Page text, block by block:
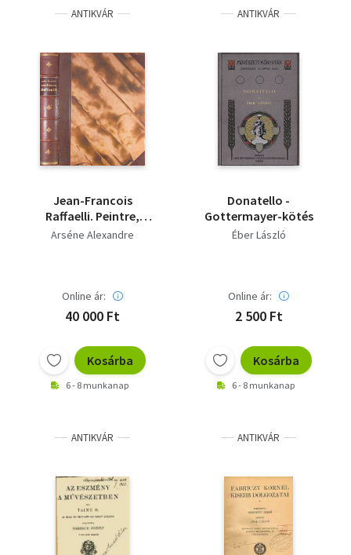
ANTIKVÁR
Jean-Francois
Raffaelli. Peintre,
Graveure et Sculpteur
Arséne Alexandre
Online ár:
40 000 Ft
Kosárba
6 - 8 munkanap
ANTIKVÁR
Donatello -
Gottermayer-kötés
Éber László
Online ár:
2 500 Ft
Kosárba
6 - 8 munkanap
ANTIKVÁR ANTIKVÁR